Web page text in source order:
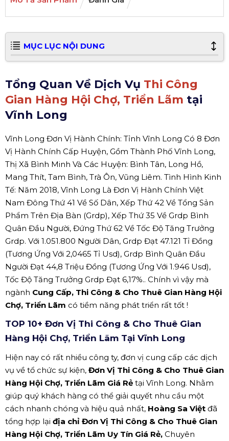
MỤC LỤC NỘI DUNG
Tổng Quan Về Dịch Vụ Thi Công
Gian Hàng Hội Chợ, Triển Lãm tại
Vĩnh Long
Vĩnh Long Đơn Vị Hành Chính: Tỉnh Vĩnh Long Có 8 Đơn
Vị Hành Chính Cấp Huyện, Gồm Thành Phố Vĩnh Long,
Thị Xã Bình Minh Và Các Huyện: Bình Tân, Long Hồ,
Mang Thít, Tam Bình, Trà Ôn, Vũng Liêm. Tình Hình Kinh
Tế: Năm 2018, Vĩnh Long Là Đơn Vị Hành Chính Việt
Nam Đông Thứ 41 Về Số Dân, Xếp Thứ 42 Về Tổng Sản
Phẩm Trên Địa Bàn (Grdp), Xếp Thứ 35 Về Grdp Bình
Quân Đầu Người, Đứng Thứ 62 Về Tốc Độ Tăng Trưởng
Grdp. Với 1.051.800 Người Dân, Grdp Đạt 47.121 Tỉ Đồng
(Tương Ứng Với 2,0465 Tỉ Usd), Grdp Bình Quân Đầu
Người Đạt 44,8 Triệu Đồng (Tương Ứng Với 1.946 Usd),
Tốc Độ Tăng Trưởng Grdp Đạt 6,17%.. Chính vì vậy mà
ngành Cung Cấp, Thi Công & Cho Thuê Gian Hàng Hội
Chợ, Triển Lãm có tiềm năng phát triển rất tốt !
TOP 10+ Đơn Vị Thi Công & Cho Thuê Gian
Hàng Hội Chợ, Triển Lãm Tại Vĩnh Long
Hiện nay có rất nhiều công ty, đơn vị cung cấp các dịch
vụ về tổ chức sự kiện, Đơn Vị Thi Công & Cho Thuê Gian
Hàng Hội Chợ, Triển Lãm Giá Rẻ tại Vĩnh Long. Nhằm
giúp quý khách hàng có thể giải quyết nhu cầu một
cách nhanh chóng và hiệu quả nhất, Hoàng Sa Việt đã
tổng hợp lại địa chỉ Đơn Vị Thi Công & Cho Thuê Gian
Hàng Hội Chợ, Triển Lãm Uy Tín Giá Rẻ, Chuyên